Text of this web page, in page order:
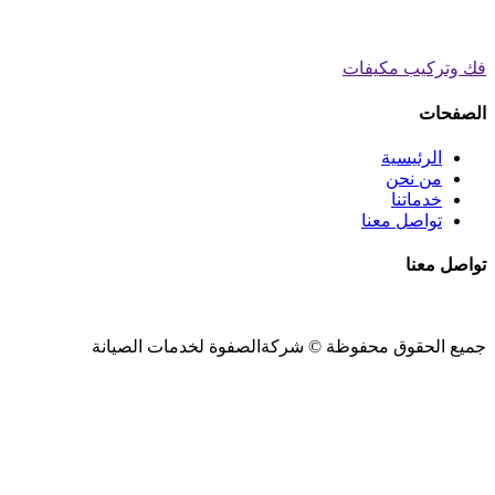
فك وتركيب مكيفات
الصفحات
الرئيسية
من نحن
خدماتنا
تواصل معنا
تواصل معنا
جميع الحقوق محفوظة © شركةالصفوة لخدمات الصيانة